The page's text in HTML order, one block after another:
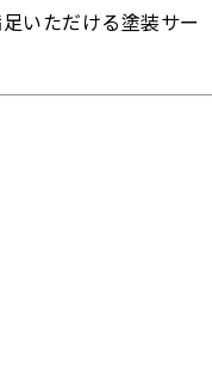
いただける塗装サー